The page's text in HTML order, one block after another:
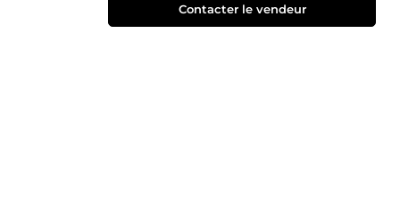
Contacter le vendeur